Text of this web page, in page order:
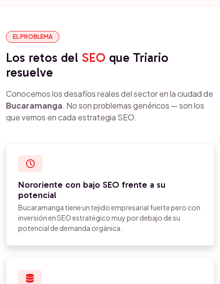
EL PROBLEMA
Los retos del SEO que Triario
resuelve
Conocemos los desafíos reales del sector en la ciudad de
Bucaramanga. No son problemas genéricos — son los
que vemos en cada estrategia SEO.
Nororiente con bajo SEO frente a su
potencial
Bucaramanga tiene un tejido empresarial fuerte pero con
inversión en SEO estratégico muy por debajo de su
potencial de demanda orgánica.